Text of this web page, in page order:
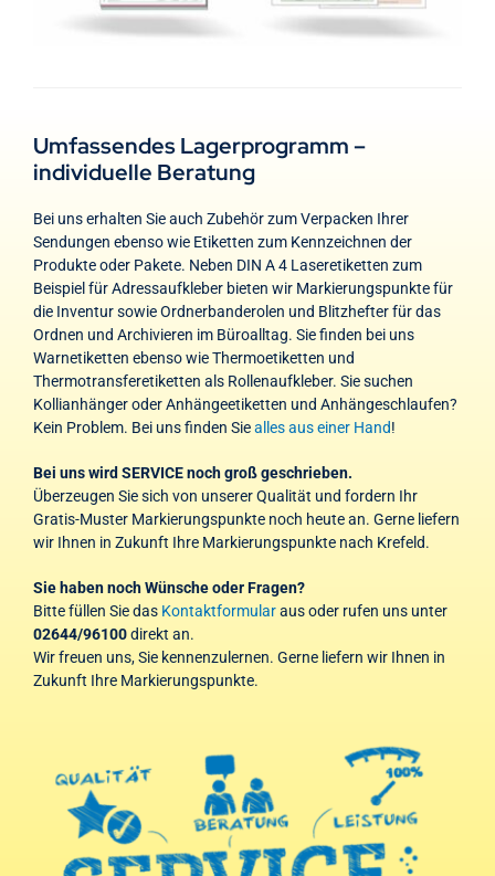
Umfassendes Lagerprogramm –
individuelle Beratung
Bei uns erhalten Sie auch Zubehör zum Verpacken Ihrer
Sendungen ebenso wie Etiketten zum Kennzeichnen der
Produkte oder Pakete. Neben DIN A 4 Laseretiketten zum
Beispiel für Adressaufkleber bieten wir Markierungspunkte für
die Inventur sowie Ordnerbanderolen und Blitzhefter für das
Ordnen und Archivieren im Büroalltag. Sie finden bei uns
Warnetiketten ebenso wie Thermoetiketten und
Thermotransferetiketten als Rollenaufkleber. Sie suchen
Kollianhänger oder Anhängeetiketten und Anhängeschlaufen?
Kein Problem. Bei uns finden Siealles aus einer Hand!
Bei uns wird SERVICE noch groß geschrieben.
Überzeugen Sie sich von unserer Qualität und fordern Ihr
Gratis-Muster Markierungspunkte noch heute an. Gerne liefern
wir Ihnen in Zukunft Ihre Markierungspunkte nach Krefeld.
Sie haben noch Wünsche oder Fragen?
Bitte füllen Sie das Kontaktformularaus oder rufen uns unter
02644/96100direkt an.
Wir freuen uns, Sie kennenzulernen. Gerne liefern wir Ihnen in
Zukunft Ihre Markierungspunkte.